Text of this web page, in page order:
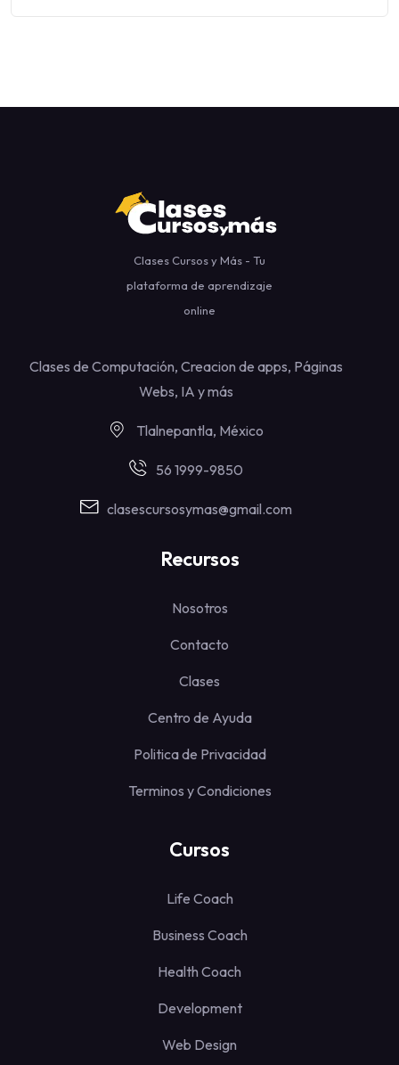
Clases Cursos y Más - Tu
plataforma de aprendizaje
online
Clases de Computación, Creacion de apps, Páginas
Webs, IA y más
Tlalnepantla, México
56 1999-9850
clasescursosymas@gmail.com
Recursos
Nosotros
Contacto
Clases
Centro de Ayuda
Politica de Privacidad
Terminos y Condiciones
Cursos
Life Coach
Business Coach
Health Coach
Development
Web Design